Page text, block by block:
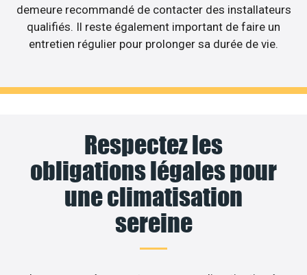
demeure recommandé de contacter des installateurs
qualifiés. Il reste également important de faire un
entretien régulier pour prolonger sa durée de vie.
Respectez les
obligations légales pour
une climatisation
sereine